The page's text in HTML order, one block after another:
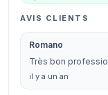
AVIS CLIENTS
Romano
Très bon
il y a un an